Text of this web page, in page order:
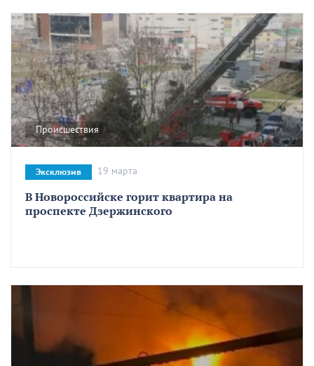
Происшествия
В Новороссийске горит квартира на
проспекте Дзержинского
Эксклюзив 19 марта